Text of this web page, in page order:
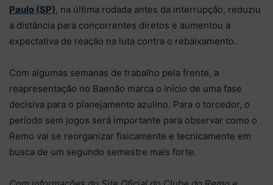
Paulo (SP), na última rodada antes da interrupção, reduziu
a distância para concorrentes diretos e aumentou a
expectativa de reação na luta contra o rebaixamento.
Com algumas semanas de trabalho pela frente, a
reapresentação no Baenão marca o início de uma fase
decisiva para o planejamento azulino. Para o torcedor, o
período sem jogos será importante para observar como o
Remo vai se reorganizar fisicamente e tecnicamente em
busca de um segundo semestre mais forte.